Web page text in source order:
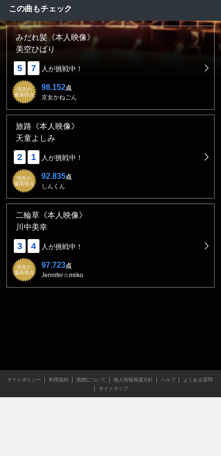
この曲もチェック
みだれ髪《本人映像》
美空ひばり
5 7 人が挑戦中！
現在の
最高得点
98.152点
京女かねごん
旅路《本人映像》
天童よしみ
2 1 人が挑戦中！
現在の
最高得点
92.835点
しんくん
二輪草《本人映像》
川中美幸
3 4 人が挑戦中！
現在の
最高得点
97.723点
Jennifer☆miiko
サイトポリシー 利用規約 商標について 個人情報保護方針 ヘルプ
よくある質問
サイトマップ